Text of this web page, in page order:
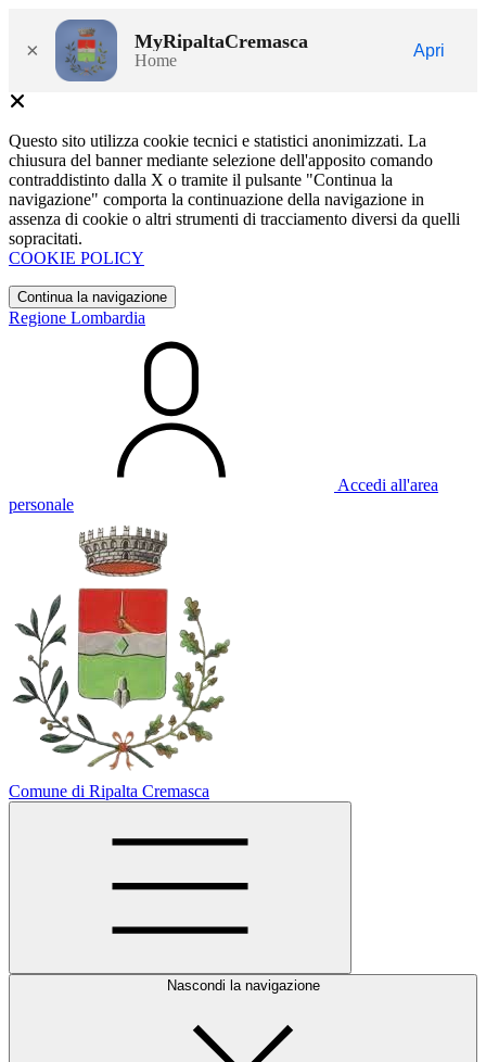
× MyRipaltaCremasca
Home
Apri
Questo sito utilizza cookie tecnici e statistici anonimizzati. La
chiusura del banner mediante selezione dell'apposito comando
contraddistinto dalla X o tramite il pulsante "Continua la
navigazione" comporta la continuazione della navigazione in
assenza di cookie o altri strumenti di tracciamento diversi da quelli
sopracitati.
COOKIE POLICY
Continua la navigazione
Regione Lombardia
Accedi all'area
personale
Comune di Ripalta Cremasca
Nascondi la navigazione